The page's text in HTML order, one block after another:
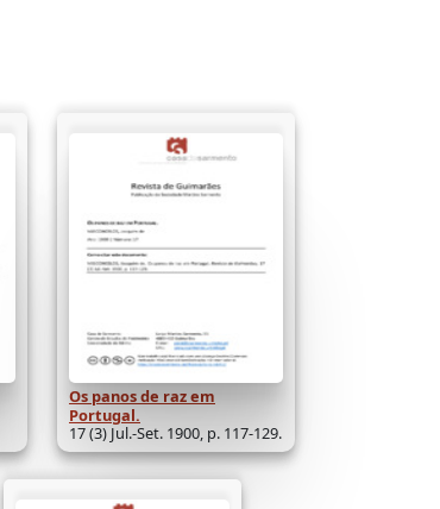
Os panos de raz em
Portugal.
17 (3) Jul.-Set. 1900, p. 117-129.